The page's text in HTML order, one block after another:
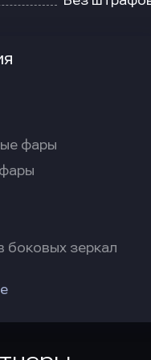
фары
боковых зеркал